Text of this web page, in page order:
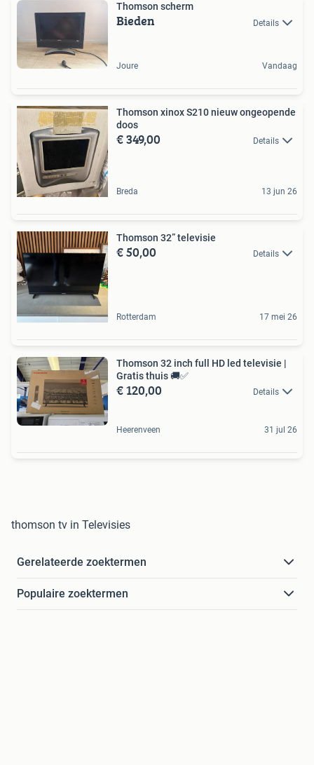
Thomson scherm
Bieden Details
Joure Vandaag
Thomson xinox S210 nieuw ongeopende
doos
€ 349,00 Details
Breda 13 jun 26
Thomson 32” televisie
€ 50,00 Details
Rotterdam 17 mei 26
Thomson 32 inch full HD led televisie |
Gratis thuis 🚚✅️
€ 120,00 Details
Heerenveen 31 jul 26
thomson tv in Televisies
Gerelateerde zoektermen
Populaire zoektermen